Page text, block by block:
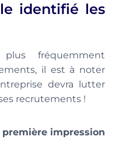
identifié les
fréquemment
il est à noter
devra lutter
recrutements !
première impression